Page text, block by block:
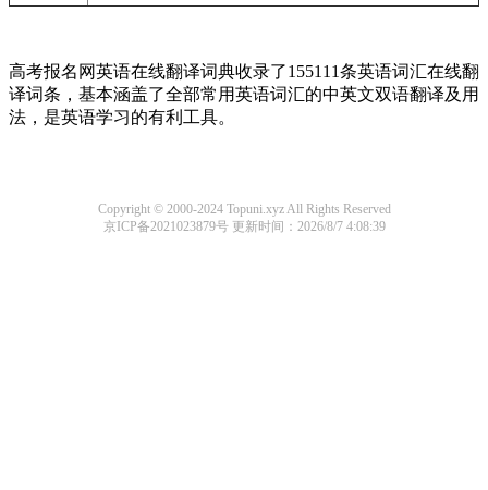
高考报名网英语在线翻译词典收录了155111条英语词汇在线翻
译词条，基本涵盖了全部常用英语词汇的中英文双语翻译及用
法，是英语学习的有利工具。
Copyright © 2000-2024 Topuni.xyz All Rights Reserved
京ICP备2021023879号更新时间：2026/8/7 4:08:39